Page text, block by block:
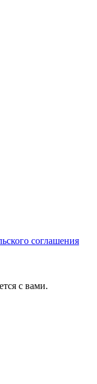
соглашения
с вами.